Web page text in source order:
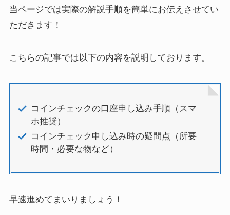
当ページでは実際の解説手順を簡単にお伝えさせてい
ただきます！
こちらの記事では以下の内容を説明しております。
コインチェックの口座申し込み手順（スマ
ホ推奨）
コインチェック申し込み時の疑問点（所要
時間・必要な物など）
早速進めてまいりましょう！